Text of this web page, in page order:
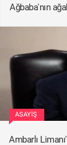
Ağbaba'nın
ASAYIŞ
Ambarlı